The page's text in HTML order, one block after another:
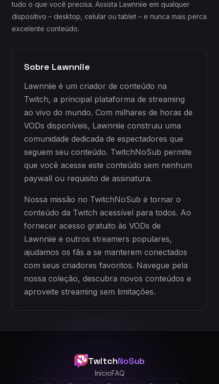
tudo o que você precisa. Assista Lawnniie em qualquer
dispositivo – desktop, celular ou tablet – e nunca mais perca
excelente conteúdo.
Sobre Lawnniie
Lawnniie é um criador de conteúdo na
Twitch, a principal plataforma de streaming
ao vivo do mundo. Com milhares de horas de
VODs disponíveis, Lawnniie construiu uma
comunidade dedicada de espectadores que
seguem seu conteúdo. TwitchNoSub permite
que você acesse este conteúdo sem nenhum
paywall ou requisito de assinatura.
Nossa missão no TwitchNoSub é tornar o
conteúdo da Twitch acessível para todos. Ao
fornecer acesso gratuito às VODs de
Lawnniie e outros streamers populares,
ajudamos os fãs a se manterem conectados
com seus criadores favoritos. Navegue pela
nossa coleção, descubra novos conteúdos e
aproveite streaming sem limitações.
TwitchNoSub
InícioFAQ